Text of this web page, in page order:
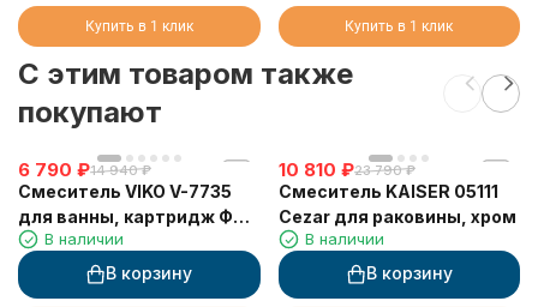
Купить в 1 клик Купить в 1 клик
C этим товаром также
покупают
6 790 ₽14 940 ₽
Смеситель VIKO V-7735
для ванны, картридж Ф35
мм, излив L-30 см,
нержавеющая сталь,
серебро
В наличии
В корзину
10 810 ₽23 790 ₽
Смеситель KAISER 05111
Cezar для раковины, хром
В наличии
В корзину